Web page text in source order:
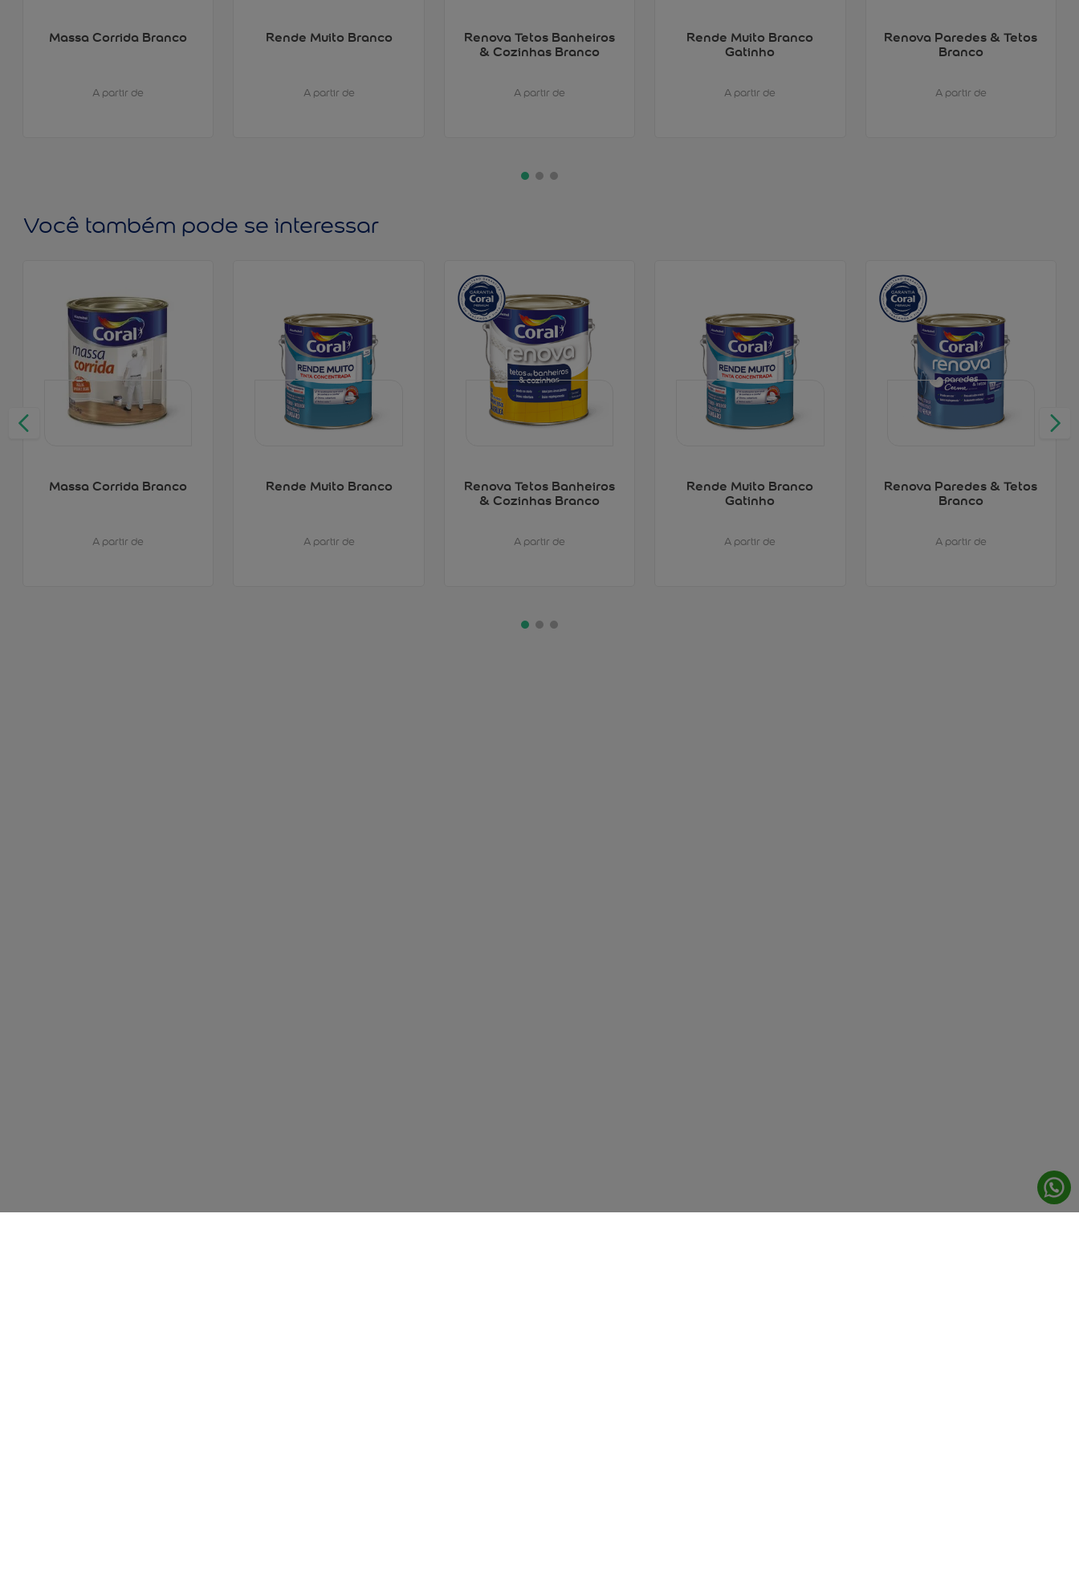
Massa Corrida Branco
A partir de
Rende Muito Branco
A partir de
Renova Tetos Banheiros
& Cozinhas Branco
A partir de
Rende Muito Branco
Gatinho
A partir de
Renova Paredes & Tetos
Branco
A partir de
Você também pode se interessar
Massa Corrida Branco
A partir de
Rende Muito Branco
A partir de
Renova Tetos Banheiros
& Cozinhas Branco
A partir de
Rende Muito Branco
Gatinho
A partir de
Renova Paredes & Tetos
Branco
A partir de